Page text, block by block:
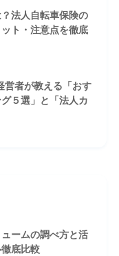
法人自転車保険の
ト・注意点を徹底
者が教える「おす
５選」と「法人カ
ュームの調べ方と活
底比較